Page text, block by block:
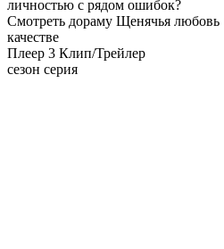
личностью с рядом ошибок?
Смотреть дораму Щенячья любовь
качестве
Плеер 3 Клип/Трейлер
сезон серия